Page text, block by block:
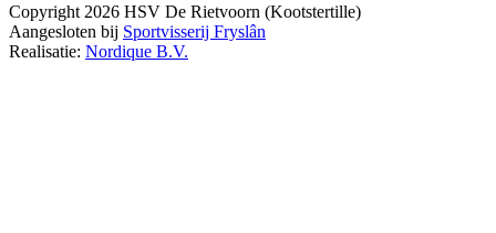
Copyright 2026 HSV De Rietvoorn (Kootstertille)
Aangesloten bij Sportvisserij Fryslân
Realisatie: Nordique B.V.